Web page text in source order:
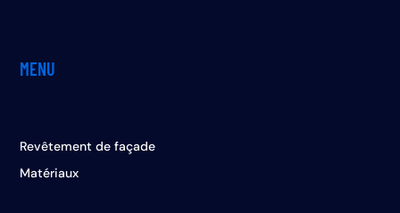
MENU
Revêtement de façade
Matériaux